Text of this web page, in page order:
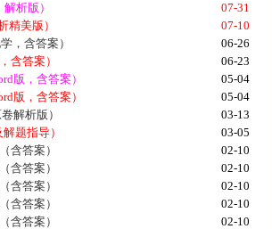
析版）
07-31
精美版）
07-10
，含答案）
06-26
含答案）
06-23
版，含答案）
05-04
版，含答案）
05-04
解析版）
03-13
题指导）
03-05
含答案）
02-10
含答案）
02-10
含答案）
02-10
含答案）
02-10
含答案）
02-10